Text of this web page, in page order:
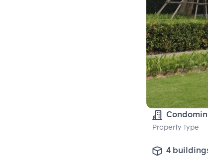
Property type
4